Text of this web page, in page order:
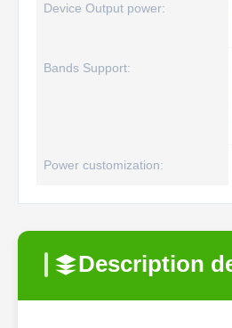
Device Output power:
Bands Support:
Power customization:
Description